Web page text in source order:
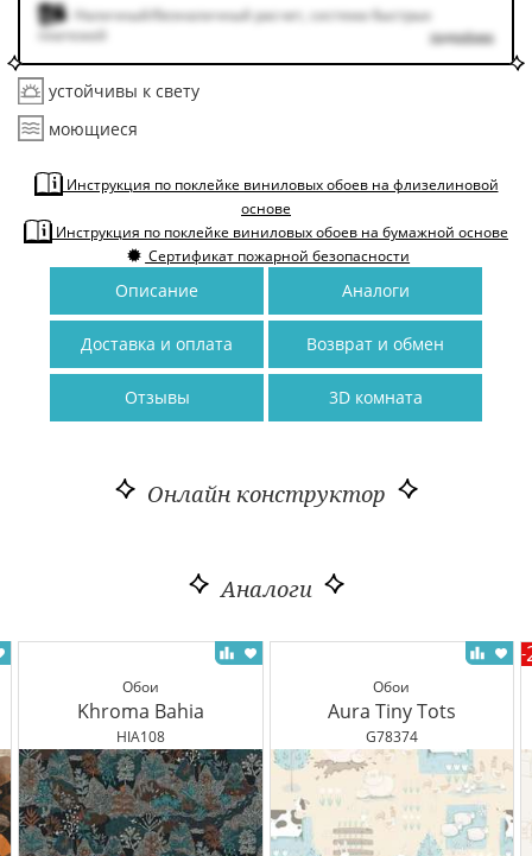
Наличный/безналичный расчет, система быстрых
платежей
подробнее
устойчивы к свету
моющиеся
Инструкция по поклейке виниловых обоев на флизелиновой
основе
Инструкция по поклейке виниловых обоев на бумажной основе
Сертификат пожарной безопасности
Описание Аналоги
Доставка и оплата Возврат и обмен
Отзывы 3D комната
Онлайн конструктор
Аналоги
Обои
Khroma Bahia
HIA108
Обои
Aura Tiny Tots
G78374
-